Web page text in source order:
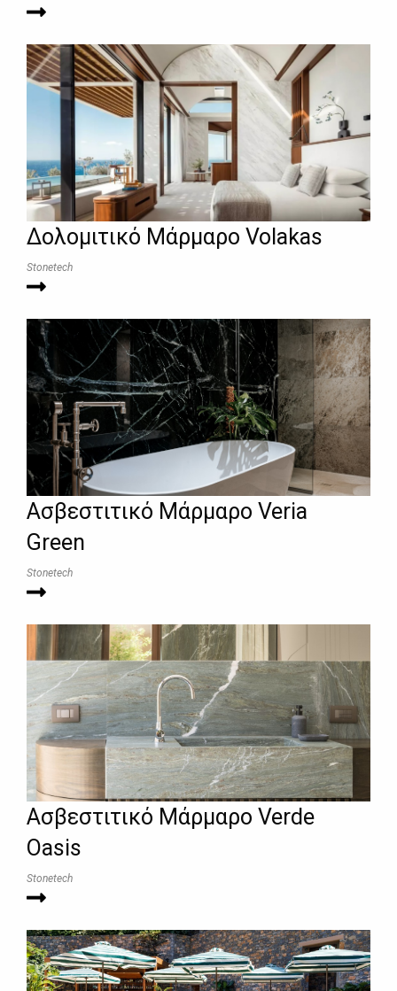
Δολομιτικό Μάρμαρο Volakas
Stonetech
Ασβεστιτικό Μάρμαρο Veria
Green
Stonetech
Ασβεστιτικό Μάρμαρο Verde
Oasis
Stonetech